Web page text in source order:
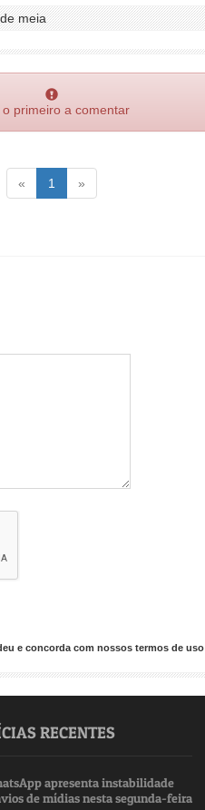
meia
o primeiro a comentar
« Voltar1 (atual)
»
e concorda com nossos termos de uso
RECENTES
apresenta instabilidade
de mídias nesta segunda-feira